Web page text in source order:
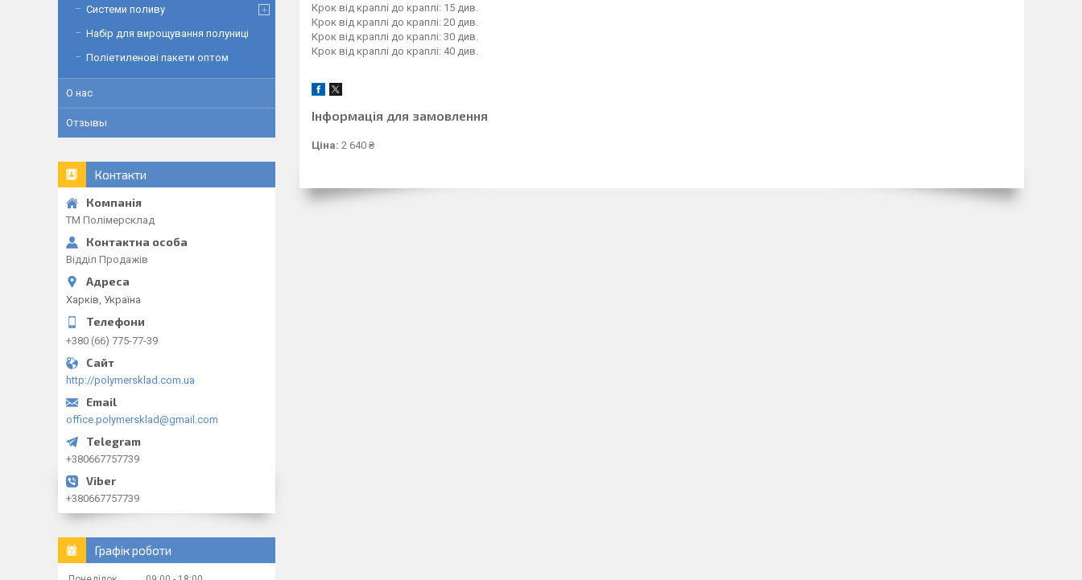
Крок від краплі до краплі: 15 див.
Крок від краплі до краплі: 20 див.
Крок від краплі до краплі: 30 див.
Крок від краплі до краплі: 40 див.
Інформація для замовлення
Ціна: 2 640 ₴
Системи поливу
Набір для вирощування полуниці
Поліетиленові пакети оптом
О нас
Отзывы
Контакти
ТМ Полімерсклад
Відділ Продажів
Харків, Україна
+380 (66) 775-77-39
http://polymersklad.com.ua
office.polymersklad@gmail.com
+380667757739
+380667757739
Графік роботи